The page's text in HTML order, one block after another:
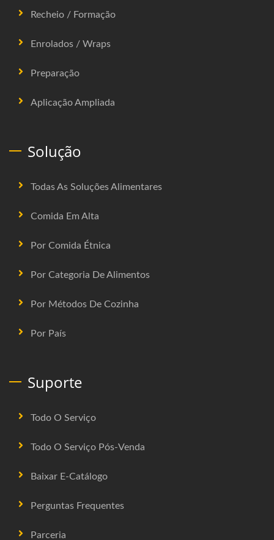
Recheio / Formação
Enrolados / Wraps
Preparação
Aplicação Ampliada
Solução
Todas As Soluções Alimentares
Comida Em Alta
Por Comida Étnica
Por Categoria De Alimentos
Por Métodos De Cozinha
Por País
Suporte
Todo O Serviço
Todo O Serviço Pós-Venda
Baixar E-Catálogo
Perguntas Frequentes
Parceria